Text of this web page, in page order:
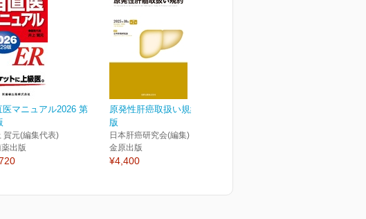
医マニュアル2026 第
賀元(編集代表)
薬出版
原発性肝癌取扱い規約 第7
版
日本肝癌研究会(編集)
金原出版
¥4,400